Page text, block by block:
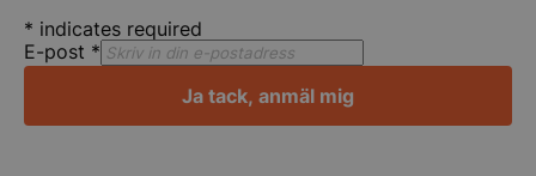
* indicates required
E-post *
Ja tack, anmäl mig
VISITOR_PRIVACY_METADATA